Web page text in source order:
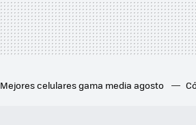
Mejores celulares gama media agosto